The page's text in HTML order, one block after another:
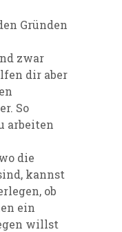
Gründen
zwar
dir aber
So
arbeiten
die
kannst
ob
ein
willst